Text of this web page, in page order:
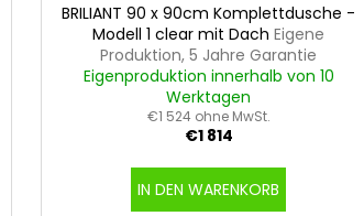
BRILIANT 90 x 90cm Komplettdusche -
Modell 1 clear mit Dach Eigene
Produktion, 5 Jahre Garantie
Eigenproduktion innerhalb von 10
Werktagen
€1 524 ohne MwSt.
€1 814
IN DEN WARENKORB